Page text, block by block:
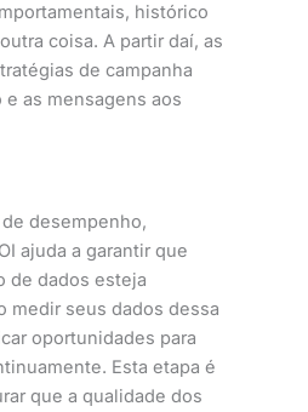
histórico
coisa. A partir daí, as
de campanha
as mensagens aos
desempenho,
ajuda a garantir que
de dados esteja
medir seus dados dessa
oportunidades para
Esta etapa é
que a qualidade dos